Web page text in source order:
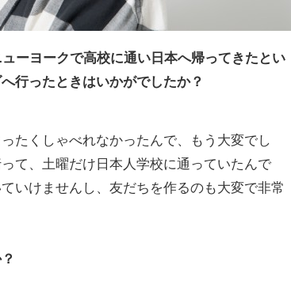
ーヨークで高校に通い日本へ帰ってきたとい
行ったときはいかがでしたか？
たくしゃべれなかったんで、もう大変でし
て、土曜だけ日本人学校に通っていたんで
いけませんし、友だちを作るのも大変で非常